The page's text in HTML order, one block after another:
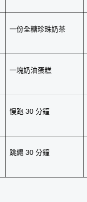
一份全糖珍珠奶茶
一塊奶油蛋糕
慢跑 30 分鐘
跳繩 30 分鐘